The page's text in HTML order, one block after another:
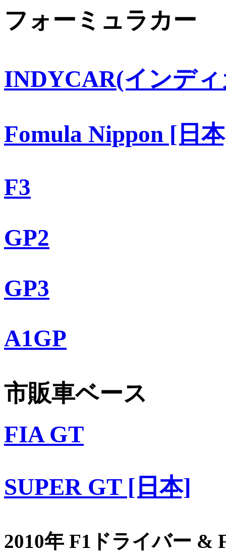
フォーミュラカー
INDYCAR(インデ
Fomula Nippon [日
F3
GP2
GP3
A1GP
市販車ベース
FIA GT
SUPER GT [日本]
2010年 F1ドライバー &